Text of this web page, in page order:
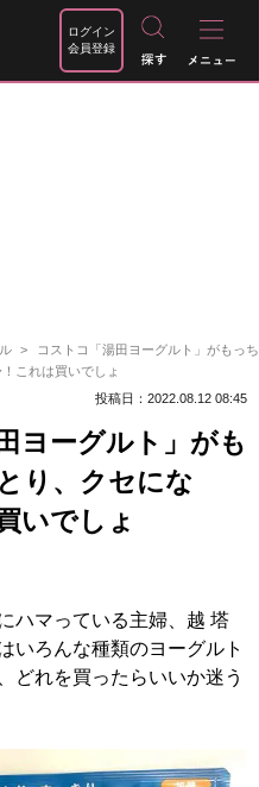
ログイン
会員登録
コストコ「湯田ヨーグルト」がもっち
これは買いでしょ
投稿日：2022.08.12 08:45
ヨーグルト」がも
り、クセにな
いでしょ
ハマっている主婦、越 塔
いろんな種類のヨーグルト
どれを買ったらいいか迷う